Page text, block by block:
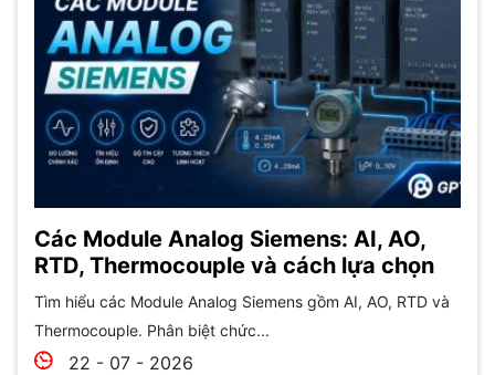
Các Module Analog Siemens: AI, AO,
RTD, Thermocouple và cách lựa chọn
Tìm hiểu các Module Analog Siemens gồm AI, AO, RTD và
Thermocouple. Phân biệt chức...
22 - 07 - 2026